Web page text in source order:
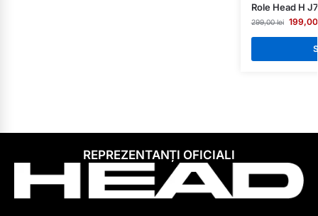
Role Head H J7
299,00lei
REPREZENTANȚI OFICIALI